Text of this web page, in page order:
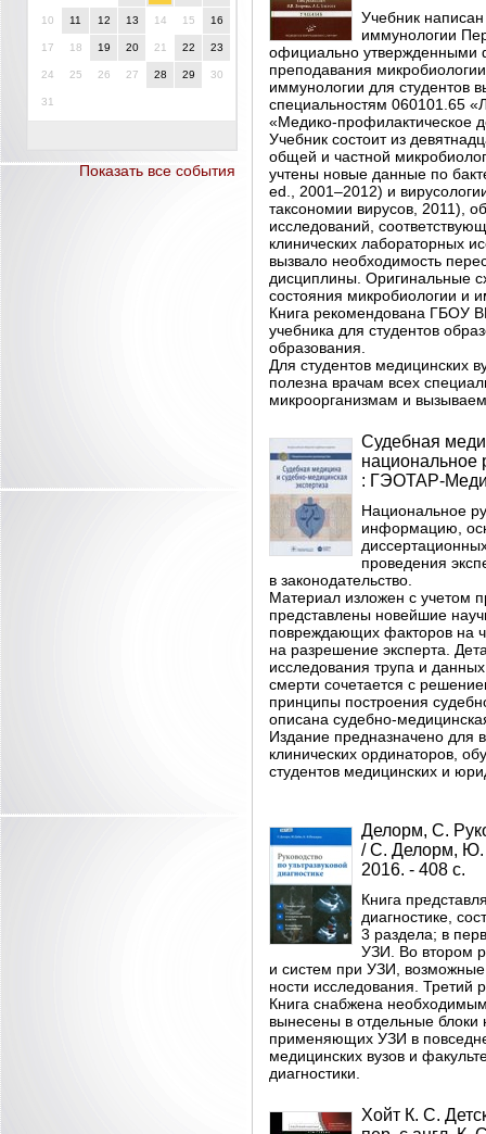
10 11 12 13 14 15 16
17 18 19 20 21 22 23
24 25 26 27 28 29 30
31
Показать все события
Учебник
иммунологии
официально утвержденными
преподавания
иммунологии для студентов
специальностям 060101.65
«Медико-профилактическое
Учебник состоит из
общей и частной
учтены новые данные по
ed., 2001–2012) и
таксономии вирусов, 2011),
исследований,
клинических лабораторных
вызвало необходимость
дисциплины. Оригинальные
состояния микробиологии и
Книга рекомендована ГБОУ
учебника для студентов
образования.
Для студентов медицинских
полезна врачам всех
микроорганизмам и
Судебная
: ГЭОТАР-
Национальное
информацию,
проведения
в законодательство.
Материал изложен с учетом
представлены новейшие
повреждающих факторов на
на разрешение эксперта.
исследования трупа и
смерти сочетается с
принципы построения
описана судебно-
Издание предназначено для
клинических ординаторов,
студентов медицинских и
Делорм, С.
/ С. Делорм, Ю.
2016. - 408 с.
Книга
диагностике,
3 раздела; в
УЗИ. Во втором
и систем при УЗИ,
ности исследования. Третий
Книга снабжена
вынесены в отдельные блоки
применяющих УЗИ в
медицинских вузов и
диагностики.
Хойт К. С.